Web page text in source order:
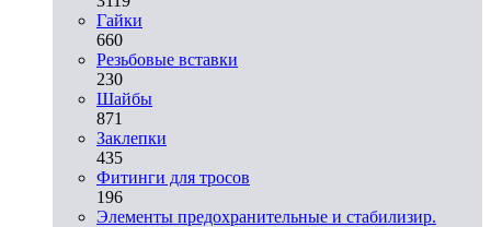
Гайки
660
Резьбовые вставки
230
Шайбы
871
Заклепки
435
Фитинги для тросов
196
Элементы предохранительные и стабилизир.